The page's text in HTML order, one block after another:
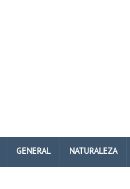
GENERAL NATURALEZA